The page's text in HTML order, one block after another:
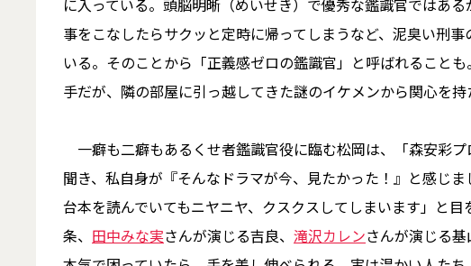
に入っている。頭脳明晰（めいせき）で優秀な鑑識官ではあ
事をこなしたらサクッと定時に帰ってしまうなど、泥臭い刑
いる。そのことから「正義感ゼロの鑑識官」と呼ばれること
手だが、隣の部屋に引っ越してきた謎のイケメンから関心を持
一癖も二癖もあるくせ者鑑識官役に臨む松岡は、「森安彩
聞き、私自身が『そんなドラマが今、見たかった！』と感じ
台本を読んでいてもニヤニヤ、クスクスしてしまいます」と
条、 田中みな実さんが演じる吉良、 滝沢カレンさんが演じる